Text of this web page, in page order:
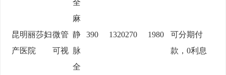
全
麻
昆明丽莎妇
产医院
微管
可视
静
脉
全
390 1320270 1980
可分期付
款，0利息